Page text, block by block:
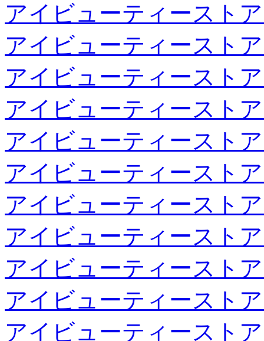
アイビューティースト
アイビューティースト
アイビューティースト
アイビューティースト
アイビューティースト
アイビューティースト
アイビューティースト
アイビューティースト
アイビューティースト
アイビューティースト
アイビューティースト